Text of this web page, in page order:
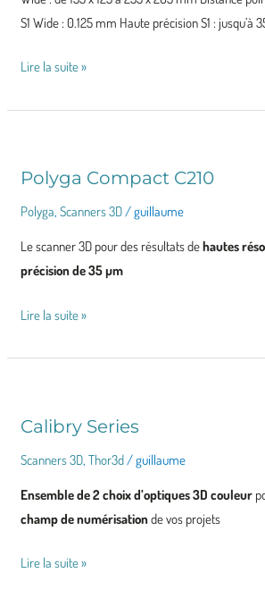
S1 Wide : 0.125 mm Haute précision S1 : jusqu’à
Lire la suite »
Polyga Compact C210
Polyga,Scanners 3D/guillaume
Le scanner 3D pour des résultats dehautes
précision de 35 µm
Polyga
Compact
C210
Lire la suite »
Calibry Series
Scanners 3D,Thor3d /guillaume
Ensemble de 2 choix d’optiques 3D couleur
champ de numérisationde vos projets
Calibry
Lire la suite »